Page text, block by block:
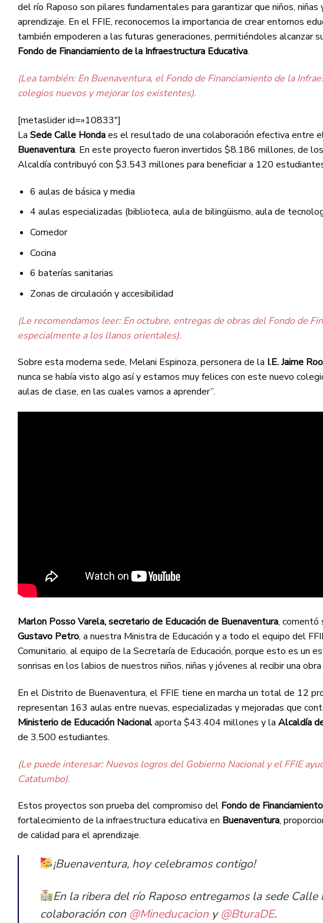
del río Raposo son pilares fundamentales para garantizar que niños,
aprendizaje. En el FFIE, reconocemos la importancia de crear entornos
también empoderen a las futuras generaciones, permitiéndoles alcanzar
Fondo de Financiamiento de la Infraestructura Educativa.
(Lea también: En Buenaventura, el Fondo de Financiamiento de la
colegios nuevos y mejorar los existentes).
[metaslider id=»10833″]
La Sede Calle Hondaes el resultado de una colaboración efectiva entre
Buenaventura. En este proyecto fueron invertidos $8.186 millones, de
Alcaldía contribuyó con $3.543 millones para beneficiar a 120
6 aulas de básica y media
4 aulas especializadas (biblioteca, aula de bilingüismo, aula de
Comedor
Cocina
6 baterías sanitarias
Zonas de circulación y accesibilidad
(Le recomendamos leer: En octubre, entregas de obras del Fondo de
especialmente a los llanos orientales).
Sobre esta moderna sede, Melani Espinoza, personera de la I.E. Jaime
nunca se había visto algo así y estamos muy felices con este nuevo
aulas de clase, en las cuales vamos a aprender”.
Marlon Posso Varela, secretario de Educación de Buenaventura, comentó
Gustavo Petro, a nuestra Ministra de Educación y a todo el equipo del
Comunitario, al equipo de la Secretaría de Educación, porque esto es un
sonrisas en los labios de nuestros niños, niñas y jóvenes al recibir una
En el Distrito de Buenaventura, el FFIE tiene en marcha un total de 12
representan 163 aulas entre nuevas, especializadas y mejoradas que
Ministerio de Educación Nacionalaporta $43.404 millones y la Alcaldía
de 3.500 estudiantes.
(Le puede interesar: Nuevos logros del Gobierno Nacional y el FFIE
Catatumbo).
Estos proyectos son prueba del compromiso del Fondo de
fortalecimiento de la infraestructura educativa en Buenaventura,
de calidad para el aprendizaje.
¡Buenaventura, hoy celebramos contigo!
En la ribera del río Raposo entregamos la sede
colaboración con @Mineducacion y@BturaDE.